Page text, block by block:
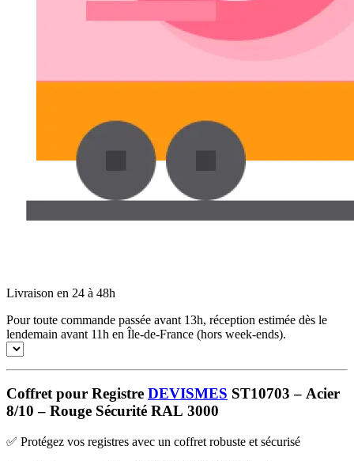
Livraison en 24 à 48h
Pour toute commande passée avant 13h, réception estimée dès le
lendemain avant 11h en Île-de-France (hors week-ends).
Coffret pour Registre DEVISMES ST10703 – Acier
8/10 – Rouge Sécurité RAL 3000
✅ Protégez vos registres avec un coffret robuste et sécurisé